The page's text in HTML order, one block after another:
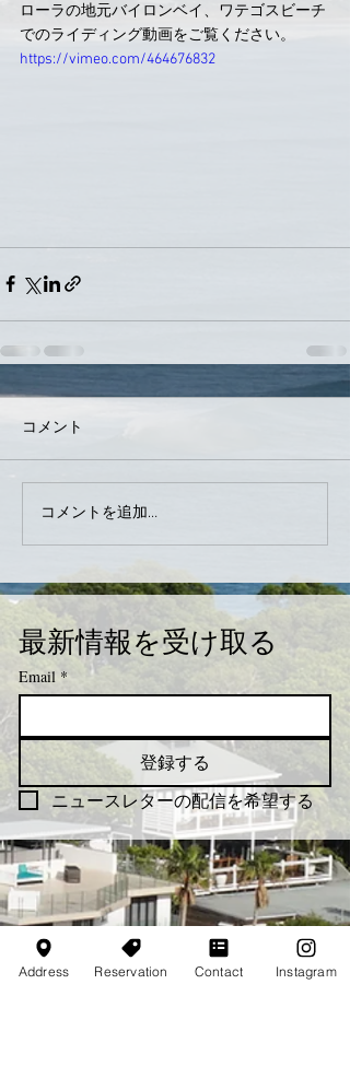
ローラの地元バイロンベイ、ワテゴスビーチ
でのライディング動画をご覧ください。
https://vimeo.com/464676832
コメント
コメントを追加…
最新情報を受け取る
Email *
登録する
ニュースレターの配信を希望する
Address Reservation Contact Instagram